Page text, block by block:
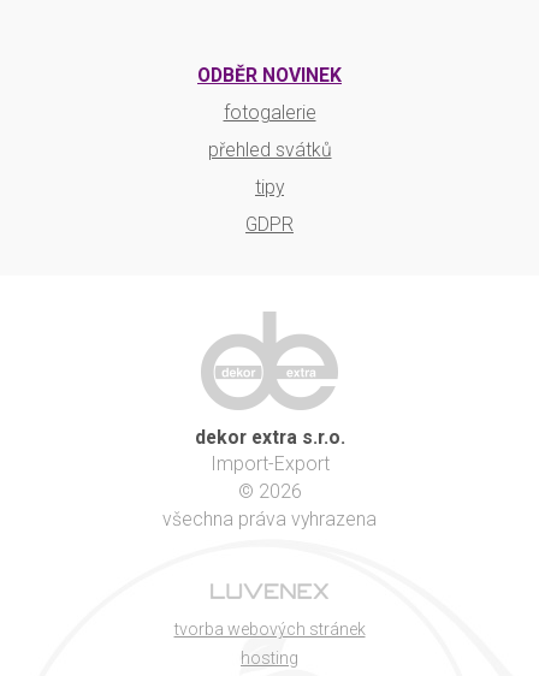
ODBĚR NOVINEK
fotogalerie
přehled svátků
tipy
GDPR
dekor extra s.r.o.
Import-Export
© 2026
všechna práva vyhrazena
tvorba webových stránek
hosting